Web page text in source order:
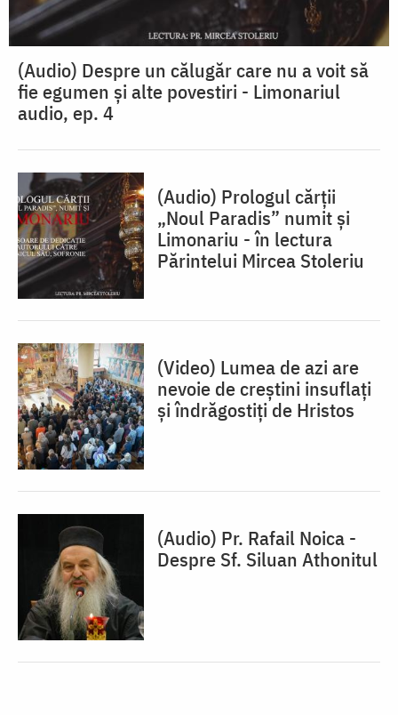
(Audio) Despre un călugăr care nu a voit să
fie egumen și alte povestiri - Limonariul
audio, ep. 4
(Audio) Prologul cărții
„Noul Paradis” numit și
Limonariu - în lectura
Părintelui Mircea Stoleriu
(Video) Lumea de azi are
nevoie de creștini insuflați
și îndrăgostiți de Hristos
(Audio) Pr. Rafail Noica -
Despre Sf. Siluan Athonitul